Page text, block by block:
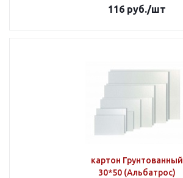
116 руб./шт
картон Грунтованный
30*50 (Альбатрос)